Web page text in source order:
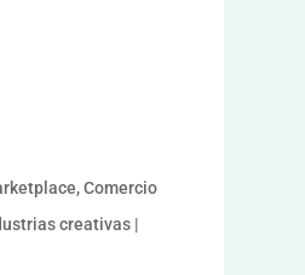
Comercio
creativas |